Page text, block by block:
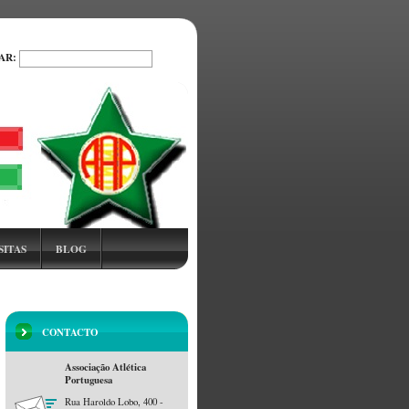
BLOG
CONTACTO
Associação Atlética
Portuguesa
Rua Haroldo Lobo, 400 -